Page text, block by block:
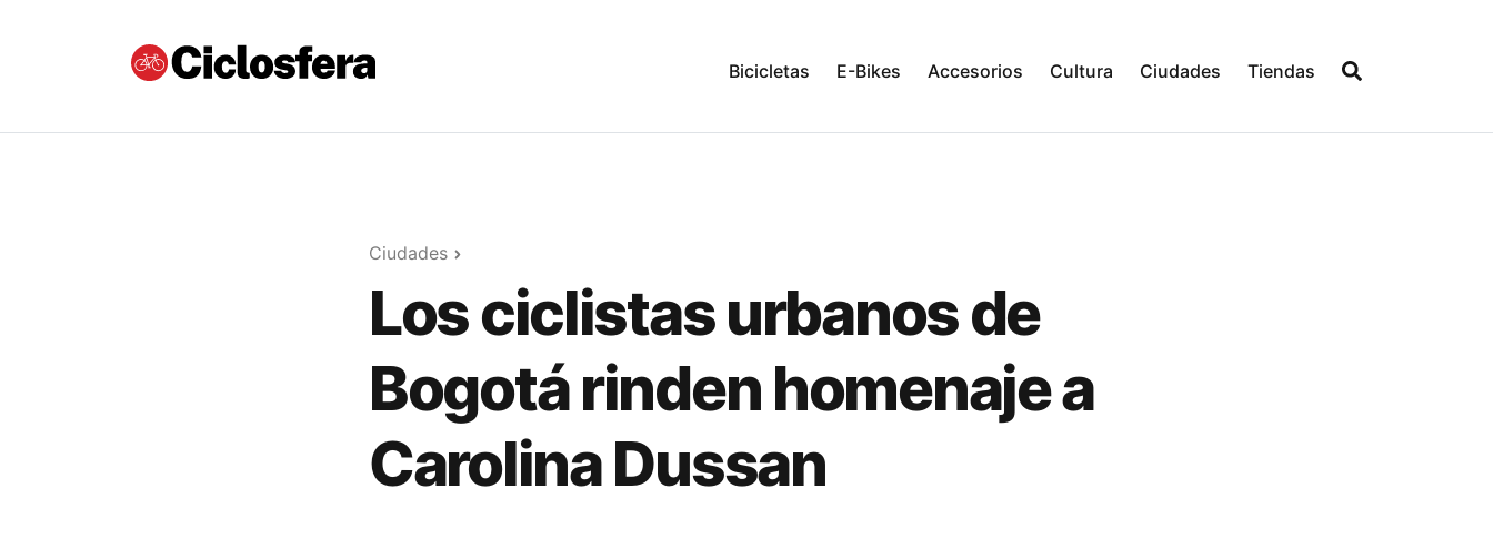
Bicicletas E-Bikes Accesorios Cultura Ciudades Tiendas
Ciudades
Los ciclistas urbanos de
Bogotá rinden homenaje a
Carolina Dussan